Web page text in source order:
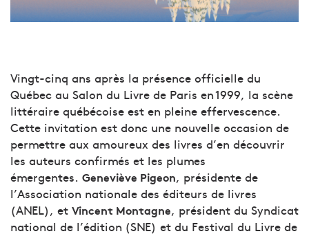
Vingt-cinq ans après la présence officielle du
Québec au Salon du Livre de Paris en 1999, la scène
littéraire québécoise est en pleine effervescence.
Cette invitation est donc une nouvelle occasion de
permettre aux amoureux des livres d’en découvrir
les auteurs confirmés et les plumes
émergentes. Geneviève Pigeon, présidente de
l’Association nationale des éditeurs de livres
(ANEL), et Vincent Montagne, président du Syndicat
national de l’édition (SNE) et du Festival du Livre de